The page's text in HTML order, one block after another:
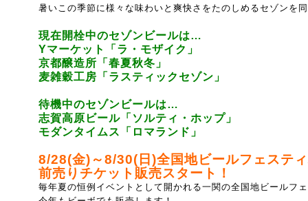
暑いこの季節に様々な味わいと爽快さをたのしめるセゾンを
現在開栓中のセゾンビールは…
Yマーケット「ラ・モザイク」
京都醸造所「春夏秋冬」
麦雑穀工房「ラスティックセゾン」
待機中のセゾンビールは…
志賀高原ビール「ソルティ・ホップ」
モダンタイムス「ロマランド」
8/28(金)～8/30(日)全国地ビールフェステ
前売りチケット販売スタート！
毎年夏の恒例イベントとして開かれる一関の全国地ビールフ